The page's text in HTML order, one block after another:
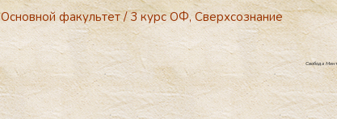
Основной факультет/3 курс ОФ,Сверхсознание
Свобода